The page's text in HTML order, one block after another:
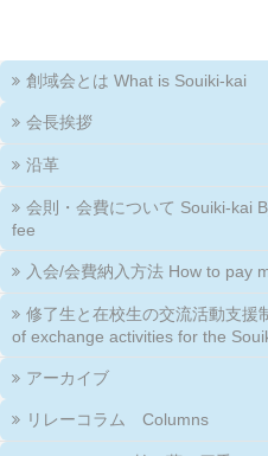
創域会とは What is Souiki-kai
会長挨拶
沿革
会則・会費について Souiki-kai
fee
入会/会費納入方法 How to pay
修了生と在校生の交流活動支
of exchange activities for the
アーカイブ
リレーコラム Columns